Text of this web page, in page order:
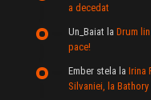
a decedat
Un_Baiat la Drum
pace!
Ember stela la Irina
Silvaniei, la Bathory